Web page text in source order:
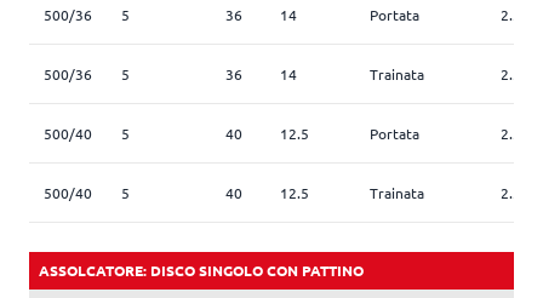
500/36 5 36 14 Portata 2.5
500/36 5 36 14 Trainata 2.5
500/40 5 40 12.5 Portata 2.5
500/40 5 40 12.5 Trainata 2.5
ASSOLCATORE: DISCO SINGOLO CON PATTINO